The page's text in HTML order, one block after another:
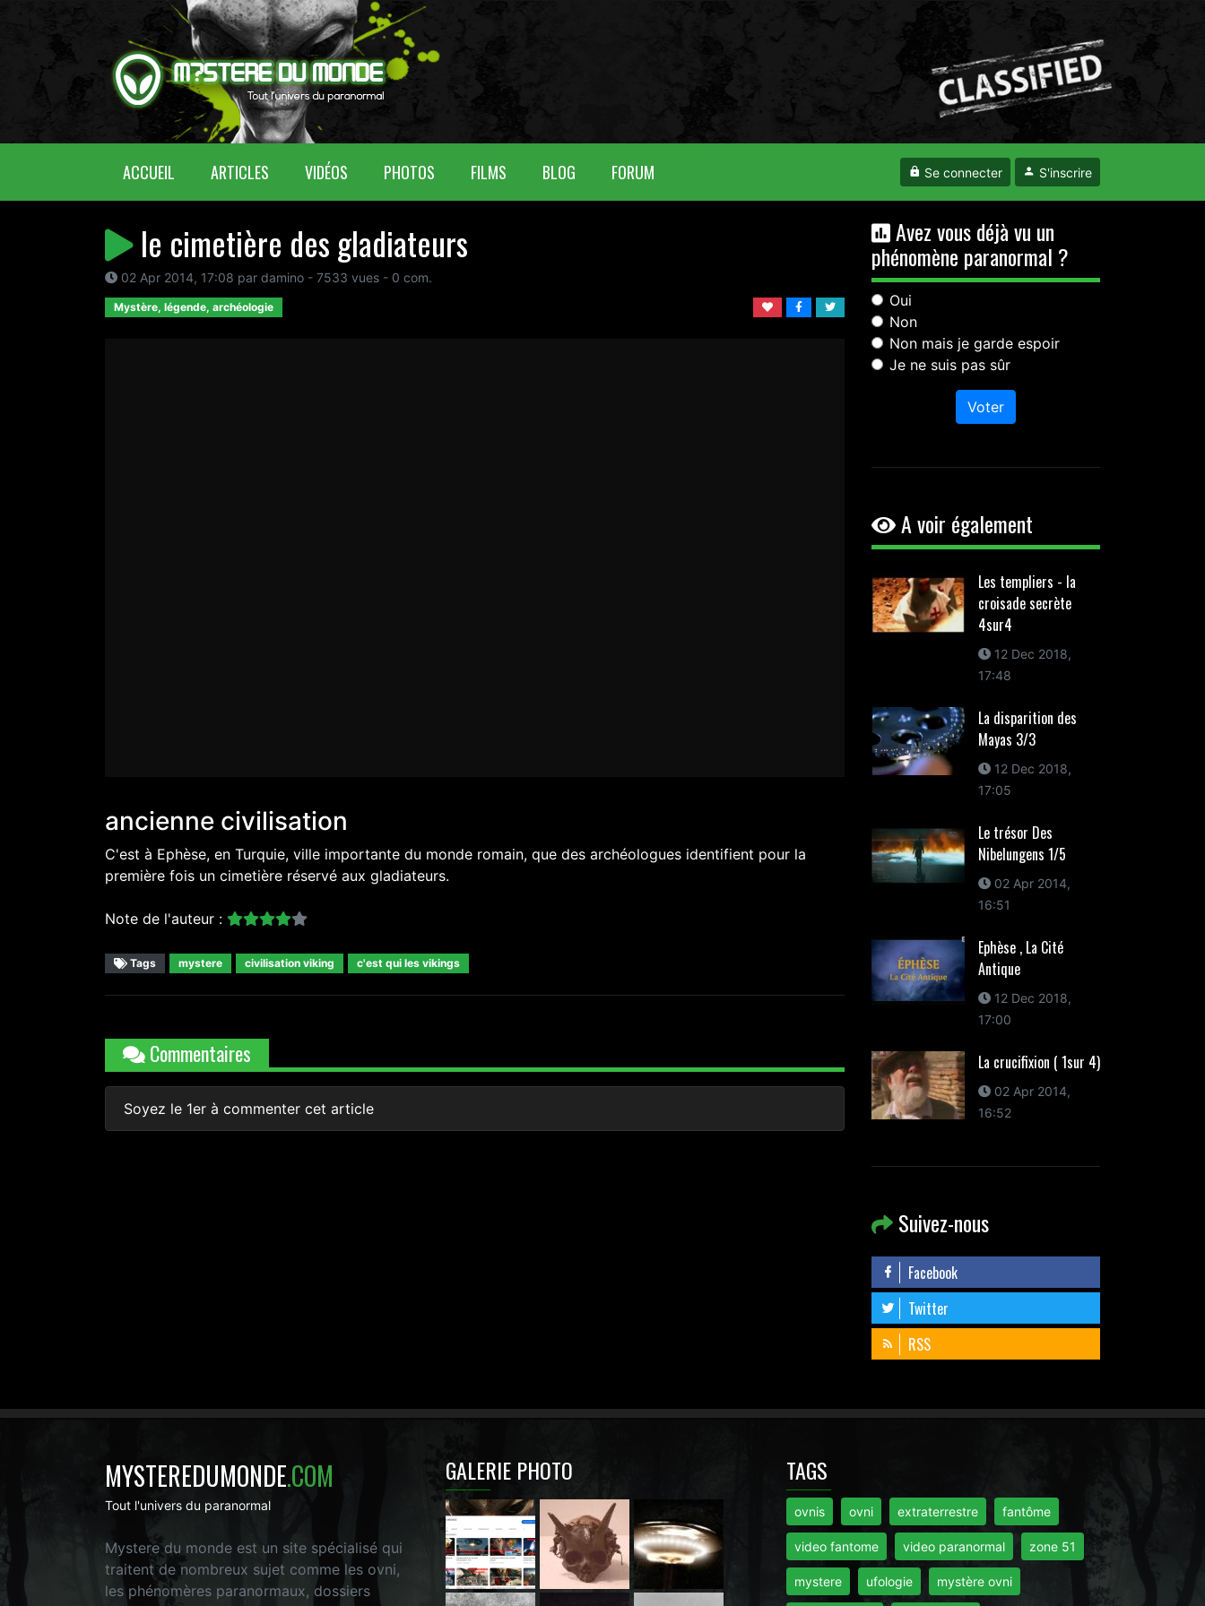
ACCUEIL (CURRENT)ARTICLES VIDÉOS PHOTOS FILMS BLOG FORUM Se connecter S'inscrire
le cimetière des gladiateurs
02 Apr 2014, 17:08 par damino - 7533 vues - 0 com.
Mystère, légende, archéologie
ancienne civilisation
C'est à Ephèse, en Turquie, ville importante du monde romain, que des archéologues identifient pour la
première fois un cimetière réservé aux gladiateurs.
Note de l'auteur :
Tags mystere civilisation viking c'est qui les vikings
Commentaires
Soyez le 1er à commenter cet article
Avez vous déjà vu un
phénomène paranormal ?
Oui
Non
Non mais je garde espoir
Je ne suis pas sûr
Voter
A voir également
Les templiers - la
croisade secrète
4sur4
12 Dec 2018,
17:48
La disparition des
Mayas 3/3
12 Dec 2018,
17:05
Le trésor Des
Nibelungens 1/5
02 Apr 2014,
16:51
Ephèse , La Cité
Antique
12 Dec 2018,
17:00
La crucifixion ( 1sur 4)
02 Apr 2014,
16:52
Suivez-nous
Facebook
Twitter
RSS
MYSTEREDUMONDE.COM
Tout l'univers du paranormal
Mystere du monde est un site spécialisé qui
traitent de nombreux sujet comme les ovni,
les phénomères paranormaux, dossiers
GALERIE PHOTO TAGS
ovnis ovni extraterrestre fantôme
video fantome video paranormal zone 51
mystere ufologie mystère ovni